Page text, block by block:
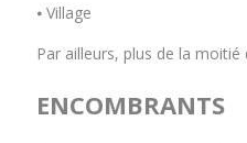
⦁ Village
Par ailleurs, plus de la
ENCOMBRANTS